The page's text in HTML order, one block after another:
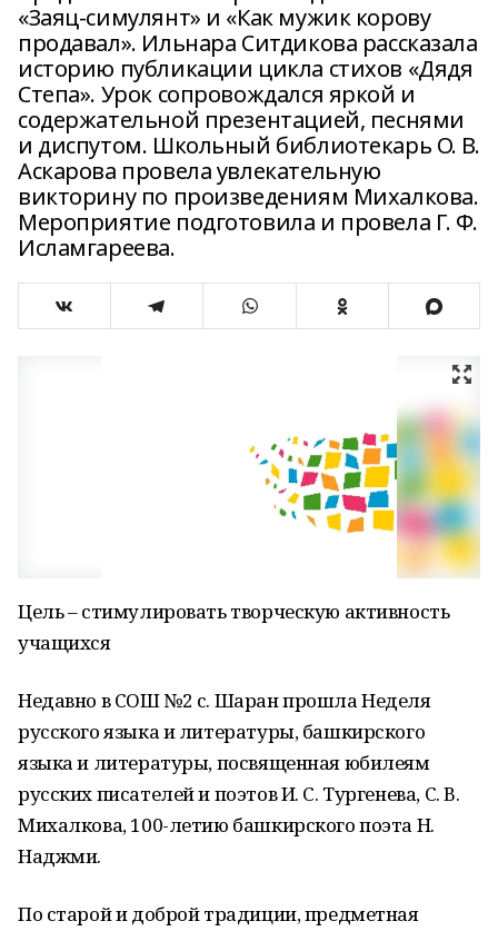
«Заяц-симулянт» и «Как мужик корову
продавал». Ильнара Ситдикова рассказала
историю публикации цикла стихов «Дядя
Степа». Урок сопровождался яркой и
содержательной презентацией, песнями
и диспутом. Школьный библиотекарь О. В.
Аскарова провела увлекательную
викторину по произведениям Михалкова.
Мероприятие подготовила и провела Г. Ф.
Исламгареева.
Цель – стимулировать творческую активность
учащихся
Недавно в СОШ №2 с. Шаран прошла Неделя
русского языка и литературы, башкирского
языка и литературы, посвященная юбилеям
русских писателей и поэтов И. С. Тургенева, С. В.
Михалкова, 100-летию башкирского поэта Н.
Наджми.
По старой и доброй традиции, предметная